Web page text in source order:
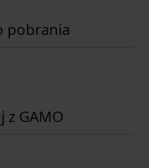
pobrania
z GAMO